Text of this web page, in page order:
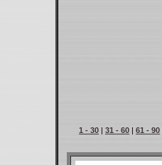
1 - 30 | 31 - 60 | 61 - 90